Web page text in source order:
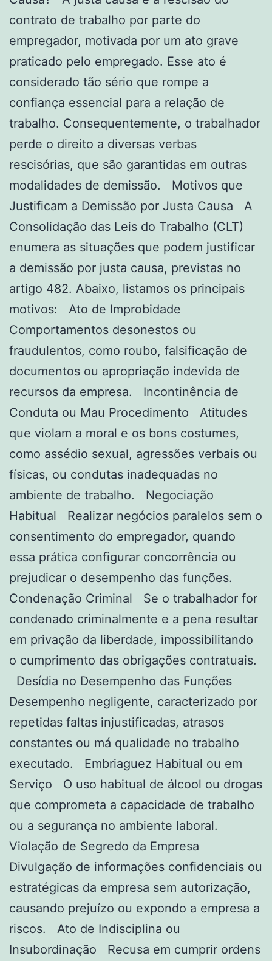
contrato de trabalho por parte do
empregador, motivada por um ato grave
praticado pelo empregado. Esse ato é
considerado tão sério que rompe a
confiança essencial para a relação de
trabalho. Consequentemente, o trabalhador
perde o direito a diversas verbas
rescisórias, que são garantidas em outras
modalidades de demissão. Motivos que
Justificam a Demissão por Justa Causa A
Consolidação das Leis do Trabalho (CLT)
enumera as situações que podem justificar
a demissão por justa causa, previstas no
artigo 482. Abaixo, listamos os principais
motivos: Ato de Improbidade
Comportamentos desonestos ou
fraudulentos, como roubo, falsificação de
documentos ou apropriação indevida de
recursos da empresa. Incontinência de
Conduta ou Mau Procedimento Atitudes
que violam a moral e os bons costumes,
como assédio sexual, agressões verbais ou
físicas, ou condutas inadequadas no
ambiente de trabalho. Negociação
Habitual Realizar negócios paralelos sem o
consentimento do empregador, quando
essa prática configurar concorrência ou
prejudicar o desempenho das funções.
Condenação Criminal Se o trabalhador for
condenado criminalmente e a pena resultar
em privação da liberdade, impossibilitando
o cumprimento das obrigações contratuais.
Desídia no Desempenho das Funções
Desempenho negligente, caracterizado por
repetidas faltas injustificadas, atrasos
constantes ou má qualidade no trabalho
executado. Embriaguez Habitual ou em
Serviço O uso habitual de álcool ou drogas
que comprometa a capacidade de trabalho
ou a segurança no ambiente laboral.
Violação de Segredo da Empresa
Divulgação de informações confidenciais ou
estratégicas da empresa sem autorização,
causando prejuízo ou expondo a empresa a
riscos. Ato de Indisciplina ou
Insubordinação Recusa em cumprir ordens